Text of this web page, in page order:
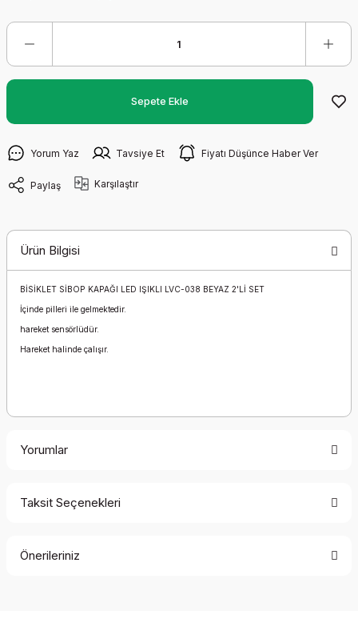
Sepete Ekle
Yorum Yaz Tavsiye Et Fiyatı Düşünce Haber Ver
Paylaş Karşılaştır
Ürün Bilgisi
BİSİKLET SİBOP KAPAĞI LED IŞIKLI LVC-038 BEYAZ 2'Lİ SET
İçinde pilleri ile gelmektedir.
hareket sensörlüdür.
Hareket halinde çalışır.
Yorumlar
Taksit Seçenekleri
Önerileriniz